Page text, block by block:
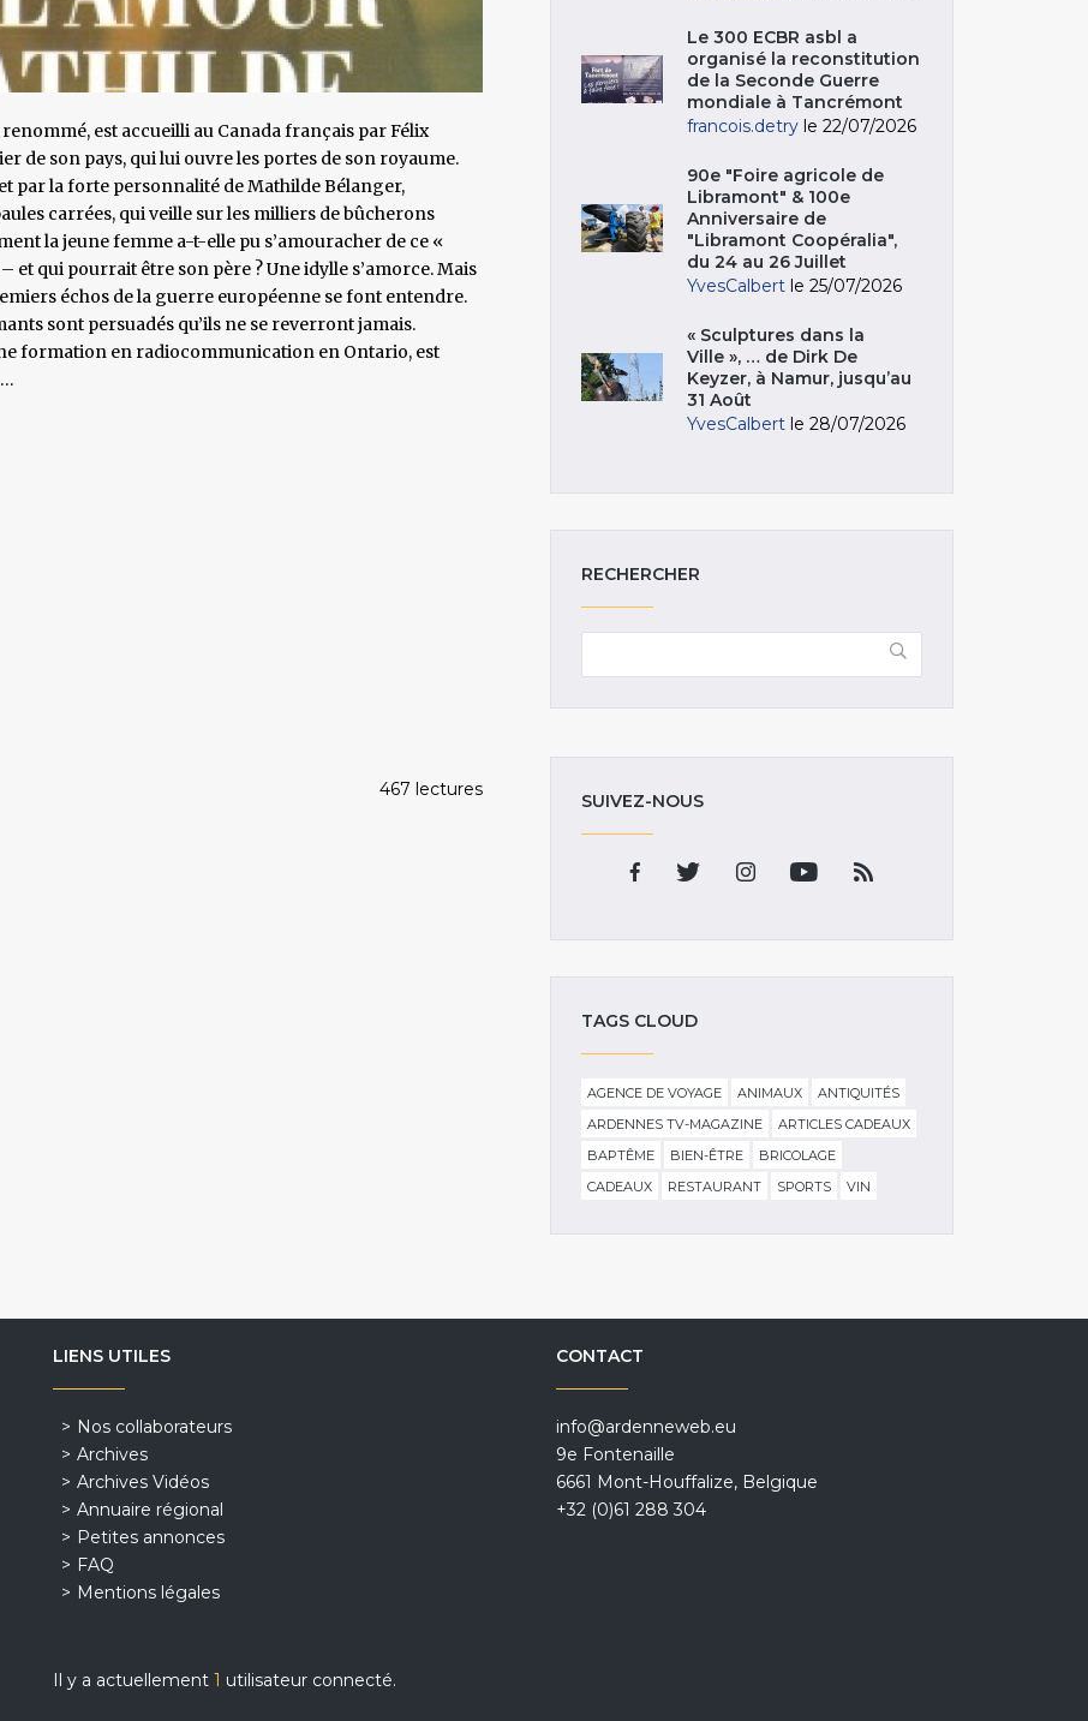
est accueilli au Canada français par Félix
de son pays, qui lui ouvre les portes de son royaume.
par la forte personnalité de Mathilde Bélanger,
carrées, qui veille sur les milliers de bûcherons
la jeune femme a-t-elle pu s’amouracher de ce «
et qui pourrait être son père ? Une idylle s’amorce. Mais
échos de la guerre européenne se font entendre.
sont persuadés qu’ils ne se reverront jamais.
formation en radiocommunication en Ontario, est
467 lectures
Le 300 ECBR asbl a
organisé la reconstitution
de la Seconde Guerre
mondiale à Tancrémont
francois.detry le 22/07/2026
90e "Foire agricole de
Libramont" & 100e
Anniversaire de
"Libramont Coopéralia",
du 24 au 26 Juillet
YvesCalbert le 25/07/2026
« Sculptures dans la
Ville », … de Dirk De
Keyzer, à Namur, jusqu’au
31 Août
YvesCalbert le 28/07/2026
RECHERCHER
SUIVEZ-NOUS
TAGS CLOUD
AGENCE DE VOYAGE ANIMAUX
ANTIQUITÉS
ARDENNES TV-MAGAZINE
ARTICLES CADEAUX
BAPTÊME
BIEN-ÊTRE
BRICOLAGE
CADEAUX
RESTAURANT SPORTS VIN
LIENS UTILES
Nos collaborateurs
Archives
Archives Vidéos
Annuaire régional
Petites annonces
FAQ
Mentions légales
Il y a actuellement 1 utilisateur connecté.
CONTACT
info@ardenneweb.eu
9e Fontenaille
6661 Mont-Houffalize, Belgique
+32 (0)61 288 304